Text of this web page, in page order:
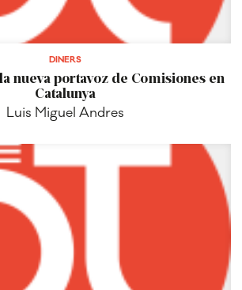
DINERS
nueva portavoz de Comisiones en
Catalunya
Luis Miguel Andres